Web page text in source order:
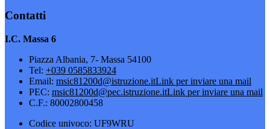
Contatti
I.C. Massa 6
Piazza Albania, 7- Massa 54100
Tel: +039 0585833924
Email: msic81200d@istruzione.itLink per inviare una mail
PEC: msic81200d@pec.istruzione.itLink per inviare una mail
C.F.: 80002800458
Codice univoco: UF9WRU